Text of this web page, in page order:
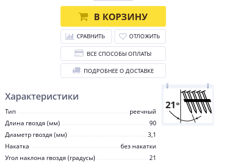
Характеристики
Тип
реечный
Длина гвоздя (мм)
90
Диаметр гвоздя (мм)
3,1
Накатка
без накатки
Угол наклона гвоздя (градусы)
21
В КОРЗИНУ
СРАВНИТЬ ОТЛОЖИТЬ
ВСЕ СПОСОБЫ ОПЛАТЫ
ПОДРОБНЕЕ О ДОСТАВКЕ